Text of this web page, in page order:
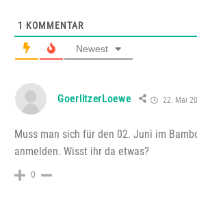
1 KOMMENTAR
Newest
GoerlitzerLoewe 22. Mai
Muss man sich für den 02. Juni im
anmelden. Wisst ihr da etwas?
0